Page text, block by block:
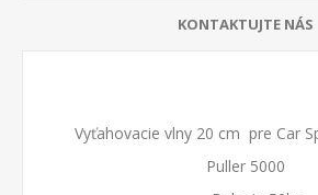
KONTAKTUJTE NÁS
Vyťahovacie vlny 20 cm pre Car
Puller 5000